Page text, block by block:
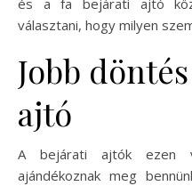
választani, hogy milyen
Jobb
ajtó
A bejárati ajtók ezen
ajándékoznak meg